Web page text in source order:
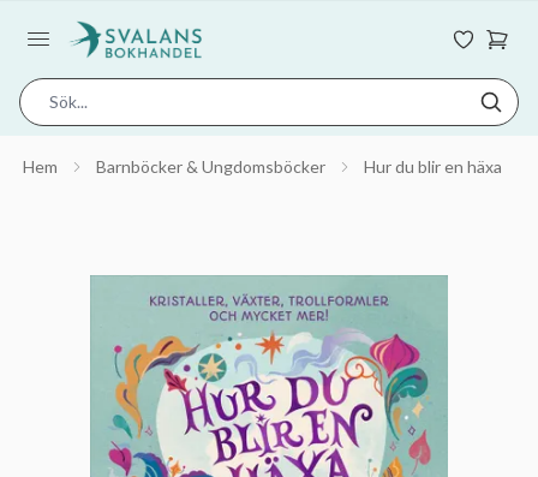
Hem Barnböcker & Ungdomsböcker Hur du blir en häxa